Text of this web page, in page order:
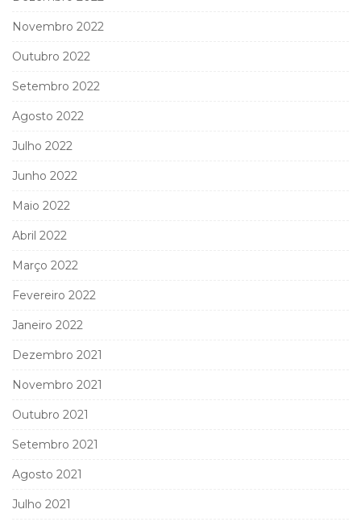
Novembro 2022
Outubro 2022
Setembro 2022
Agosto 2022
Julho 2022
Junho 2022
Maio 2022
Abril 2022
Março 2022
Fevereiro 2022
Janeiro 2022
Dezembro 2021
Novembro 2021
Outubro 2021
Setembro 2021
Agosto 2021
Julho 2021